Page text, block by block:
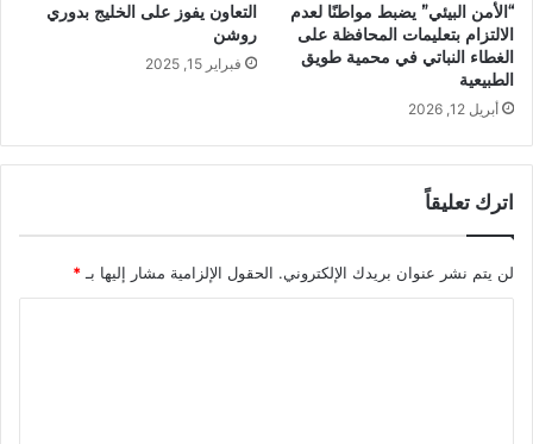
“الأمن البيئي” يضبط مواطنًا لعدم
الالتزام بتعليمات المحافظة على
الغطاء النباتي في محمية طويق
الطبيعية
أبريل 12, 2026
التعاون يفوز على الخليج بدوري
روشن
فبراير 15, 2025
اترك تعليقاً
لن يتم نشر عنوان بريدك الإلكتروني. الحقول الإلزامية مشار إليها بـ *